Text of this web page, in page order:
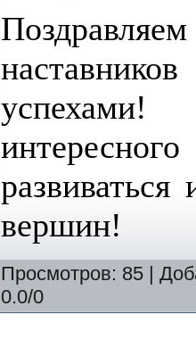
успехами!
вершин!
Просмотров: 85 |
0.0/0